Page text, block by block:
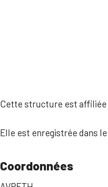
Cette structure est affiliée
Elle est enregistrée dans
Coordonnées